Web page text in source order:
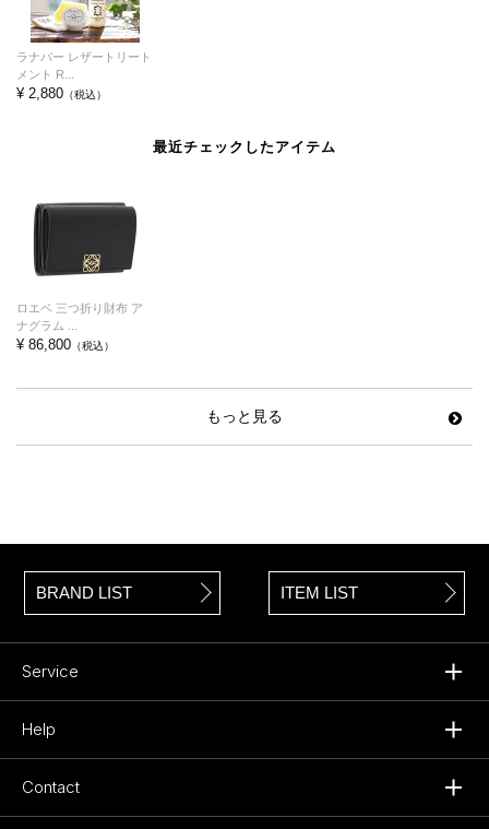
ラナパー レザートリート
メント R...
¥ 2,880 （税込）
最近チェックしたアイテム
ロエベ 三つ折り財布 ア
ナグラム ...
¥ 86,800 （税込）
もっと見る
BRAND LIST ITEM LIST
Service
Help
Contact